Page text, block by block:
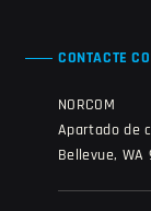
CONTACTE
NORCOM
Apartado de
Bellevue, WA